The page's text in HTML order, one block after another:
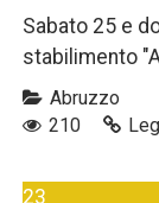
Sabato 25 e
stabilimento
Abruzzo
210
23